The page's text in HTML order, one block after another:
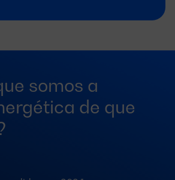
somos a
de que